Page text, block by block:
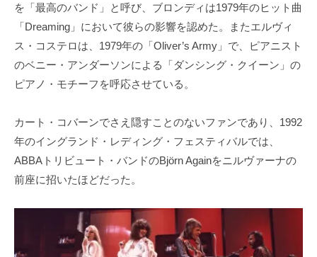
を「最高のバンド」と呼び、ブロンディは1979年のヒット曲
「Dreaming」において彼らの影響を認めた。またエルヴィ
ス・コステロは、1979年の「Oliver’s Army」で、ピアニスト
のベニー・アンダーソンによる「ダンシング・クイーン」の
ピアノ・モチーフを呼応させている。
カート・コバーンでさえ隠すことのないファンであり、1992
年のイングランド・レディング・フェスティバルでは、
ABBAトリビュート・バンドのBjörn Againをニルヴァーナの
前座に招いたほどだった。